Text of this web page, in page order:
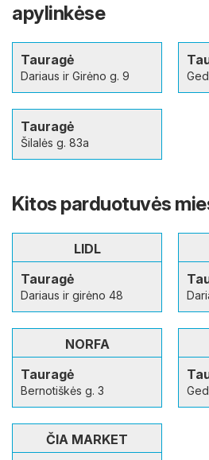
apylinkėse
Tauragė
Dariaus ir Girėno g. 9
Tauragė
Šilalės g. 83a
Kitos parduotuvės
LIDL
Tauragė
Dariaus ir girėno 48
NORFA
Tauragė
Bernotiškės g. 3
ČIA MARKET